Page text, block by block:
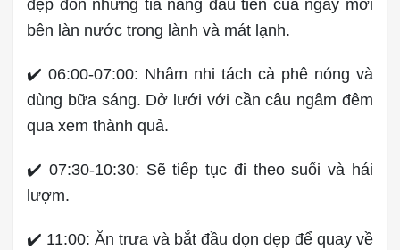
đẹp đón những tia nắng đầu tiên của ngày mới
bên làn nước trong lành và mát lạnh.
✔️ 06:00-07:00: Nhâm nhi tách cà phê nóng và
dùng bữa sáng. Dở lưới với cần câu ngâm đêm
qua xem thành quả.
✔️ 07:30-10:30: Sẽ tiếp tục đi theo suối và hái
lượm.
✔️ 11:00: Ăn trưa và bắt đầu dọn dẹp để quay về